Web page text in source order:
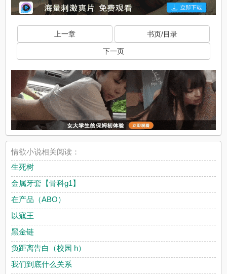
上一章 书页/目录
下一页
情欲小说相关阅读：
生死树
金属牙套【骨科g1】
在产品（ABO）
以寇王
黑金链
负距离告白（校园 h）
我们到底什么关系